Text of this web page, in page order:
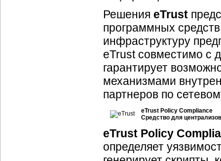
Решения eTrust
программных
инфраструктуру
eTrust совместимо с
гарантирует
механизмами
партнеров по
eTrust Policy Compliance
Средство для
eTrust Policy
определяет